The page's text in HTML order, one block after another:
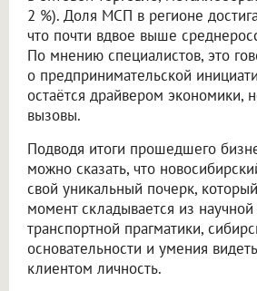
2 %). Доля МСП в регионе
что почти вдвое выше
По мнению специалистов, это
о предпринимательской
остаётся драйвером экономики,
вызовы.
Подводя итоги прошедшего
можно сказать, что
свой уникальный почерк,
момент складывается из
транспортной прагматики,
основательности и умения
клиентом личность.